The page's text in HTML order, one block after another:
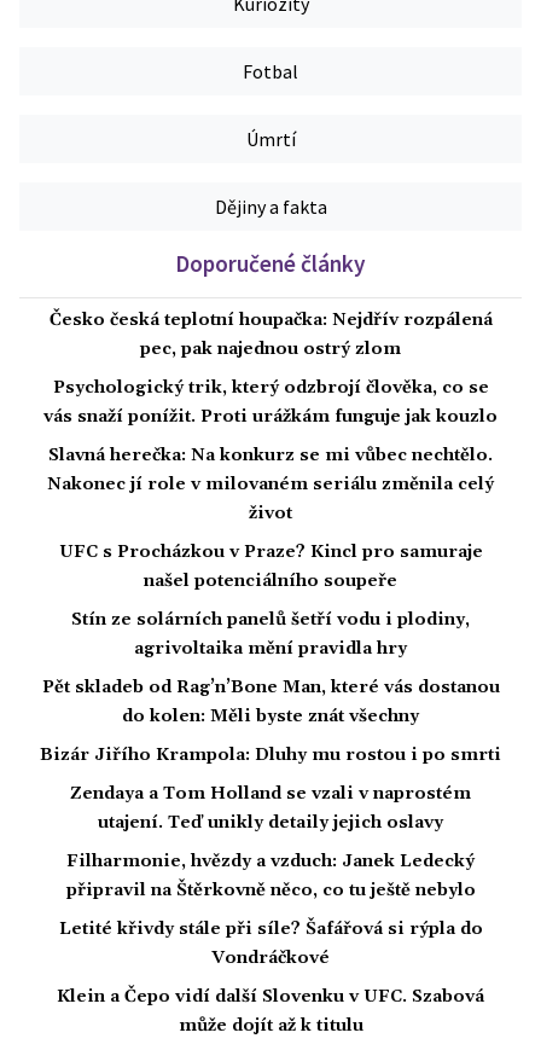
Fotbal
Úmrtí
Dějiny a fakta
Doporučené články
Česko česká teplotní houpačka: Nejdřív rozpálená
pec, pak najednou ostrý zlom
Psychologický trik, který odzbrojí člověka, co se
vás snaží ponížit. Proti urážkám funguje jak kouzlo
Slavná herečka: Na konkurz se mi vůbec nechtělo.
Nakonec jí role v milovaném seriálu změnila celý
život
UFC s Procházkou v Praze? Kincl pro samuraje
našel potenciálního soupeře
Stín ze solárních panelů šetří vodu i plodiny,
agrivoltaika mění pravidla hry
Pět skladeb od Rag’n’Bone Man, které vás dostanou
do kolen: Měli byste znát všechny
Bizár Jiřího Krampola: Dluhy mu rostou i po smrti
Zendaya a Tom Holland se vzali v naprostém
utajení. Teď unikly detaily jejich oslavy
Filharmonie, hvězdy a vzduch: Janek Ledecký
připravil na Štěrkovně něco, co tu ještě nebylo
Letité křivdy stále při síle? Šafářová si rýpla do
Vondráčkové
Klein a Čepo vidí další Slovenku v UFC. Szabová
může dojít až k titulu